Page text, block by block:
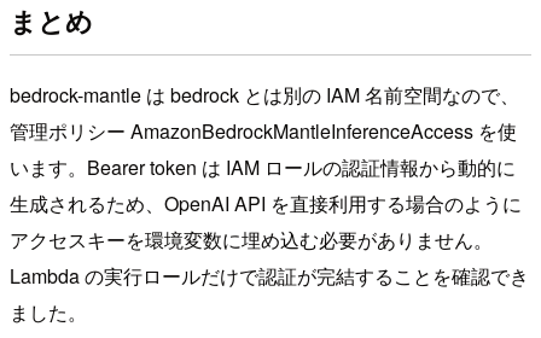
まとめ
bedrock-mantle は bedrock とは別の IAM 名前空間なので、
管理ポリシー AmazonBedrockMantleInferenceAccess を使
います。Bearer token は IAM ロールの認証情報から動的に
生成されるため、OpenAI API を直接利用する場合のように
アクセスキーを環境変数に埋め込む必要がありません。
Lambda の実行ロールだけで認証が完結することを確認でき
ました。